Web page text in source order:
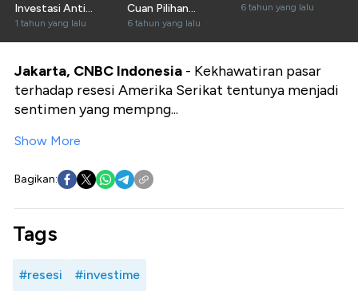
Investasi Anti
Kantong Cekak
1 tahun yang lalu
Cuan Pilihan
Investasi
6 tahun yang lalu
6 tahun yang lalu
Jakarta, CNBC Indonesia - Kekhawatiran pasar
terhadap resesi Amerika Serikat tentunya menjadi
sentimen yang mempng...
Show More
Bagikan:
Tags
#resesi #investime